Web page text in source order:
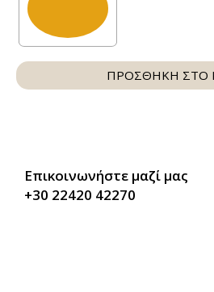
ΠΡΟΣΘΗΚΗ ΣΤΟ
Επικοινωνήστε μαζί μας
+30 22420 42270